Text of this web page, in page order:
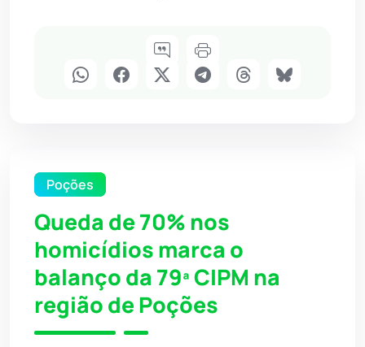
Poções
Queda de 70% nos
homicídios marca o
balanço da 79ª CIPM na
região de Poções